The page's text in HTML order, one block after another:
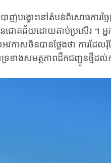
ញ់បង្ហោះនៅ​តំបន់​ពិសោធ​ការ​ច្ន
ោគជ័យ​ដោយ​គាប់ប្រសើរ ។ អ្ន
អវកាស​ចិន​បាន​ថ្លែង​ថា ការ​ដែ
ខាង​សមត្ថភាព​ដឹក​ជញ្ជូន​ថ្មីដល់​